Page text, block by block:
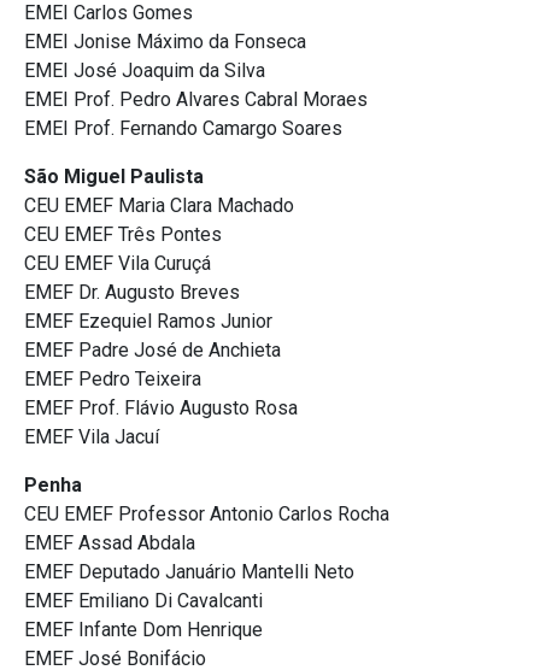
EMEI Carlos Gomes
EMEI Jonise Máximo da Fonseca
EMEI José Joaquim da Silva
EMEI Prof. Pedro Alvares Cabral Moraes
EMEI Prof. Fernando Camargo Soares
São Miguel Paulista
CEU EMEF Maria Clara Machado
CEU EMEF Três Pontes
CEU EMEF Vila Curuçá
EMEF Dr. Augusto Breves
EMEF Ezequiel Ramos Junior
EMEF Padre José de Anchieta
EMEF Pedro Teixeira
EMEF Prof. Flávio Augusto Rosa
EMEF Vila Jacuí
Penha
CEU EMEF Professor Antonio Carlos Rocha
EMEF Assad Abdala
EMEF Deputado Januário Mantelli Neto
EMEF Emiliano Di Cavalcanti
EMEF Infante Dom Henrique
EMEF José Bonifácio